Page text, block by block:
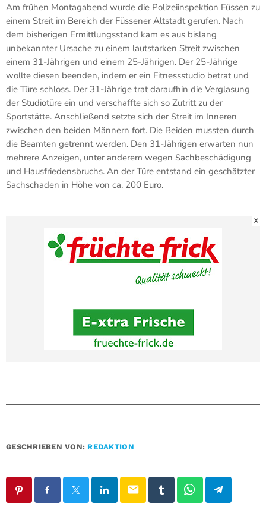
Am frühen Montagabend wurde die Polizeiinspektion Füssen zu
einem Streit im Bereich der Füssener Altstadt gerufen. Nach
dem bisherigen Ermittlungsstand kam es aus bislang
unbekannter Ursache zu einem lautstarken Streit zwischen
einem 31-Jährigen und einem 25-Jährigen. Der 25-Jährige
wollte diesen beenden, indem er ein Fitnessstudio betrat und
die Türe schloss. Der 31-Jährige trat daraufhin die Verglasung
der Studiotüre ein und verschaffte sich so Zutritt zu der
Sportstätte. Anschließend setzte sich der Streit im Inneren
zwischen den beiden Männern fort. Die Beiden mussten durch
die Beamten getrennt werden. Den 31-Jährigen erwarten nun
mehrere Anzeigen, unter anderem wegen Sachbeschädigung
und Hausfriedensbruchs. An der Türe entstand ein geschätzter
Sachschaden in Höhe von ca. 200 Euro.
X
GESCHRIEBEN VON: REDAKTION
email